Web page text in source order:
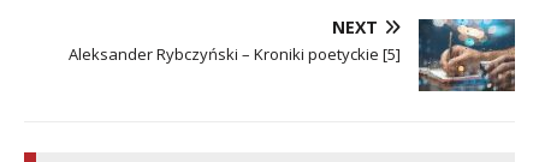
NEXT
Aleksander Rybczyński – Kroniki poetyckie [5]